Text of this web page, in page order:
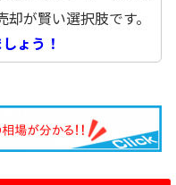
却が賢い選択肢です。
ょう！